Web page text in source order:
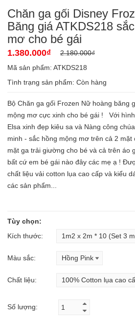
Chăn ga gối Disney
Băng giá ATKDS218
mơ cho bé gái
1.380.000₫
2.180.000₫
Mã sản phẩm: ATKDS218
Tình trạng sản phẩm: Còn hàng
Bộ Chăn ga gối Frozen Nữ hoàng băng
mộng mơ cực xinh cho bé gái ! Với
Elsa xinh đẹp kiêu sa và Nàng công
minh - sắc hồng mộng mơ trên cả 2 mặt
mặt ga trải giường cho bé và cả trên áo
bất cứ em bé gái nào đây các mẹ ạ !
chất liệu vải cotton lụa cao cấp và kiểu
các sản phẩm...
Tùy chọn:
Kích thước:
Màu sắc:
Chất liệu:
Số lượng: